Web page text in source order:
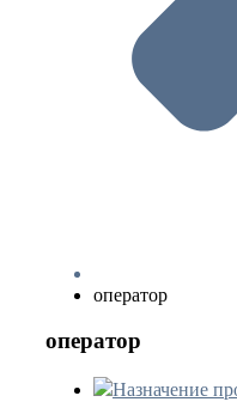
оператор
оператор
Назначение